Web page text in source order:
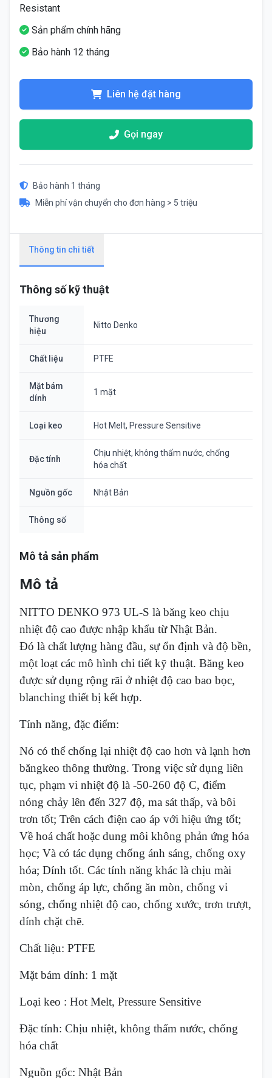
Resistant
Sản phẩm chính hãng
Bảo hành 12 tháng
Liên hệ đặt hàng
Gọi ngay
Bảo hành 1 tháng
Miễn phí vận chuyển cho đơn hàng > 5 triệu
Thông tin chi tiết
Thông số kỹ thuật
Thương
hiệu
Nitto Denko
Chất liệu PTFE
Mặt bám
dính
1 mặt
Loại keo Hot Melt, Pressure Sensitive
Đặc tính
Chịu nhiệt, không thấm nước, chống
hóa chất
Nguồn gốc Nhật Bản
Thông số
Mô tả sản phẩm
Mô tả
NITTO DENKO 973 UL-S là băng keo chịu
nhiệt độ cao được nhập khẩu từ Nhật Bản.
Đó là chất lượng hàng đầu, sự ổn định và độ bền,
một loạt các mô hình chi tiết kỹ thuật. Băng keo
được sử dụng rộng rãi ở nhiệt độ cao bao bọc,
blanching thiết bị kết hợp.
Tính năng, đặc điểm:
Nó có thể chống lại nhiệt độ cao hơn và lạnh hơn
băngkeo thông thường. Trong việc sử dụng liên
tục, phạm vi nhiệt độ là -50-260 độ C, điểm
nóng chảy lên đến 327 độ, ma sát thấp, và bôi
trơn tốt; Trên cách điện cao áp với hiệu ứng tốt;
Về hoá chất hoặc dung môi không phản ứng hóa
học; Và có tác dụng chống ánh sáng, chống oxy
hóa; Dính tốt. Các tính năng khác là chịu mài
mòn, chống áp lực, chống ăn mòn, chống vi
sóng, chống nhiệt độ cao, chống xước, trơn trượt,
dính chặt chẽ.
Chất liệu: PTFE
Mặt bám dính: 1 mặt
Loại keo : Hot Melt, Pressure Sensitive
Đặc tính: Chịu nhiệt, không thấm nước, chống
hóa chất
Nguồn gốc: Nhật Bản